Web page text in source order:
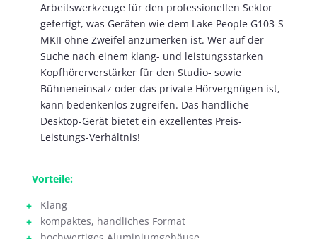
Arbeitswerkzeuge für den professionellen Sektor
gefertigt, was Geräten wie dem Lake People G103-S
MKII ohne Zweifel anzumerken ist. Wer auf der
Suche nach einem klang- und leistungsstarken
Kopfhörerverstärker für den Studio- sowie
Bühneneinsatz oder das private Hörvergnügen ist,
kann bedenkenlos zugreifen. Das handliche
Desktop-Gerät bietet ein exzellentes Preis-
Leistungs-Verhältnis!
Vorteile:
Klang
kompaktes, handliches Format